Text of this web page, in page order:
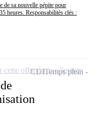
de sa nouvelle pépite pour
heures. Responsabilités clés :
CDITemps plein
cette offre à ma sélection